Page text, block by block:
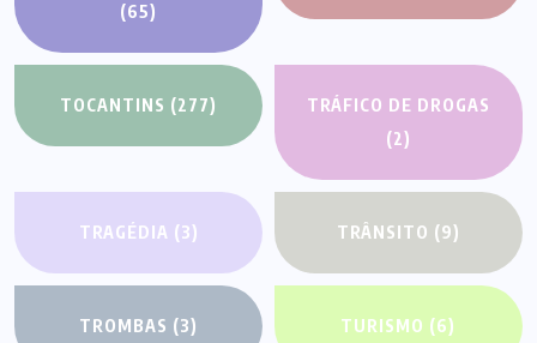
(65)
TOCANTINS (277)
TRÁFICO DE DROGAS
(2)
TRAGÉDIA (3) TRÂNSITO (9)
TROMBAS (3) TURISMO (6)